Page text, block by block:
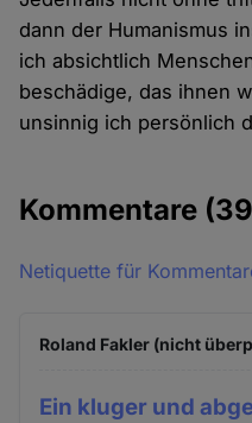
dann der Humanismus
ich absichtlich
beschädige, das ihnen
unsinnig ich persönlich
Kommentare
Netiquette für
Roland Fakler (nicht
Ein kluger und